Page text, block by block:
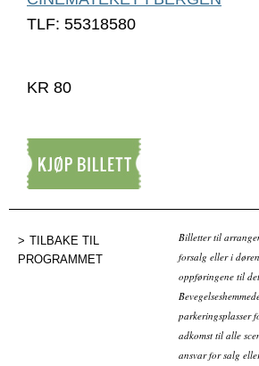
TLF: 55318580
KR 80
TILBAKE TIL
PROGRAMMET
Billetter til
forsalg eller i
oppføringene til
parkeringsplasser
adkomst til alle
ansvar for salg